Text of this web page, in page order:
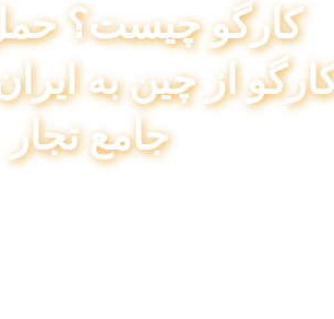
کارگو چیست؟
از چین به
جامع تجار